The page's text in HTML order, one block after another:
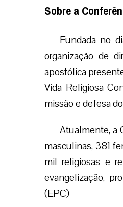
Sobre a
Fundada no
organização de
apostólica
Vida Religiosa
missão e defesa
Atualmente, a
masculinas, 381
mil religiosas e
evangelização,
(EPC)